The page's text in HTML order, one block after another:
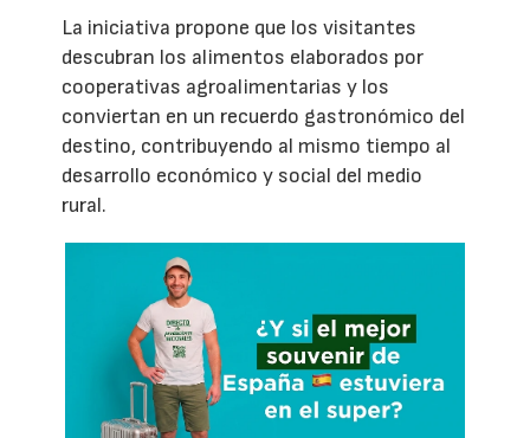
La iniciativa propone que los visitantes
descubran los alimentos elaborados por
cooperativas agroalimentarias y los
conviertan en un recuerdo gastronómico del
destino, contribuyendo al mismo tiempo al
desarrollo económico y social del medio
rural.